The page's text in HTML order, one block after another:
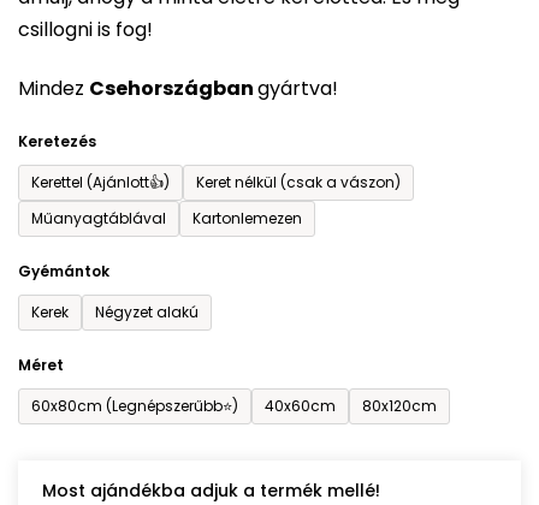
csillogni is fog!
Mindez Csehországbangyártva!
Keretezés
Kerettel (Ajánlott👍)
Keret nélkül (csak a vászon)
Műanyagtáblával
Kartonlemezen
Gyémántok
Kerek
Négyzet alakú
Méret
60x80cm (Legnépszerűbb⭐)
40x60cm 80x120cm
Most ajándékba adjuk a termék mellé!